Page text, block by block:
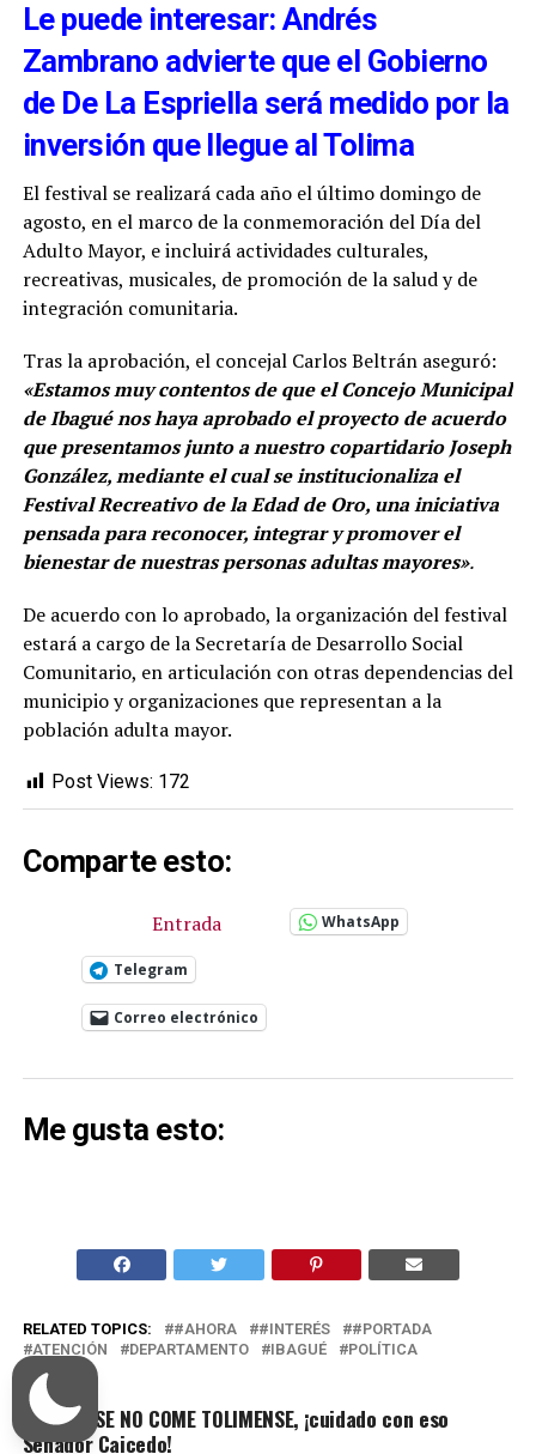
Le puede interesar: Andrés
Zambrano advierte que el Gobierno
de De La Espriella será medido por la
inversión que llegue al Tolima
El festival se realizará cada año el último domingo de
agosto, en el marco de la conmemoración del Día del
Adulto Mayor, e incluirá actividades culturales,
recreativas, musicales, de promoción de la salud y de
integración comunitaria.
Tras la aprobación, el concejal Carlos Beltrán aseguró:
«Estamos muy contentos de que el Concejo Municipal
de Ibagué nos haya aprobado el proyecto de acuerdo
que presentamos junto a nuestro copartidario Joseph
González, mediante el cual se institucionaliza el
Festival Recreativo de la Edad de Oro, una iniciativa
pensada para reconocer, integrar y promover el
bienestar de nuestras personas adultas mayores».
De acuerdo con lo aprobado, la organización del festival
estará a cargo de la Secretaría de Desarrollo Social
Comunitario, en articulación con otras dependencias del
municipio y organizaciones que representan a la
población adulta mayor.
Post Views: 172
Comparte esto:
Entrada WhatsApp
Telegram
Correo electrónico
Me gusta esto:
RELATED TOPICS: #AHORA #INTERÉS
#PORTADA
ATENCIÓN
DEPARTAMENTO IBAGUÉ POLÍTICA
UP NEXT
TOLIMENSE NO COME TOLIMENSE, ¡cuidado con eso
Senador Caicedo!